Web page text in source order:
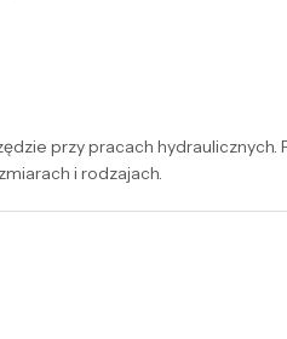
przy pracach hydraulicznych.
i rodzajach.